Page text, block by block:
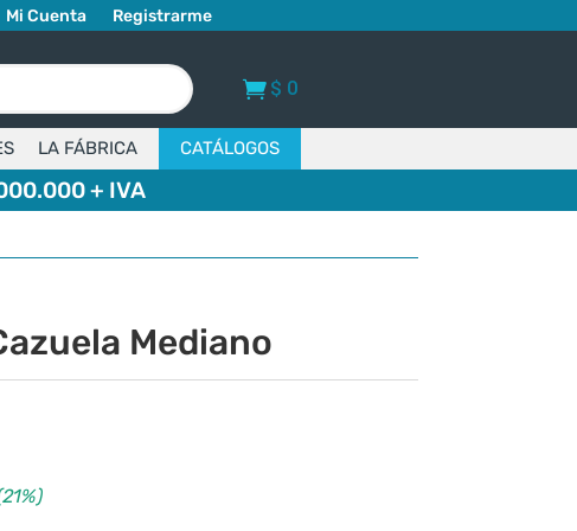
Mi Cuenta Registrarme
$ 0
LA FÁBRICA CATÁLOGOS
+ IVA
Mediano